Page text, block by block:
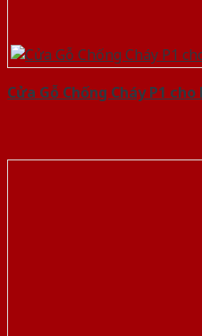
Cửa Gỗ Chống Cháy P1